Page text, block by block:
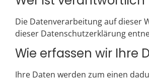
Die Datenverarbeitung auf dieser
dieser Datenschutzerklärung
Wie erfassen wir Ihre
Ihre Daten werden zum einen